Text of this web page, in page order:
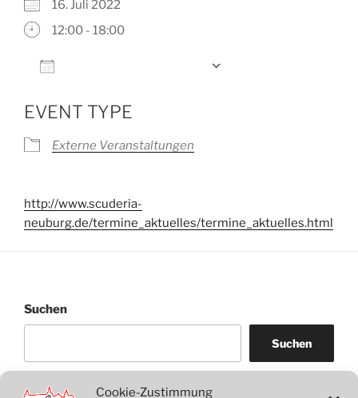
Cookie-Zustimmung
16. Juli 2022
12:00 - 18:00
EVENT TYPE
Externe Veranstaltungen
http://www.scuderia-
neuburg.de/termine_aktuelles/termine_aktuelles.html
Suchen
Suchen